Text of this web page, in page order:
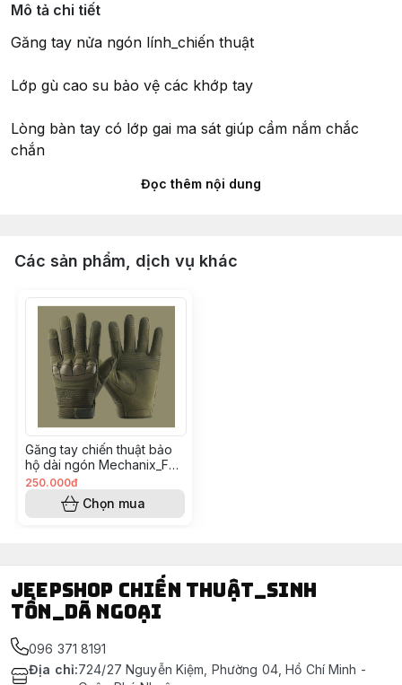
Mô tả chi tiết
Găng tay nửa ngón lính_chiến thuật
Lớp gù cao su bảo vệ các khớp tay
Lòng bàn tay có lớp gai ma sát giúp cầm nắm chắc
chắn
Kích thước : M, L , XL
chơi thể thao, đi xe ,
#gangtay #gangtaynuangon #gangtaylinh
#gangtaychienthuat #gangtayquandoi #gangtaybaoho
Đọc thêm nội dung
Các sản phẩm, dịch vụ khác
Găng tay chiến thuật bảo
hộ dài ngón Mechanix_Full
Finger Tactical Gloves
250.000đ
Chọn mua
Jeepshop chiến thuật_sinh
tồn_dã ngoại
096 371 8191
Địa chỉ:724/27 Nguyễn Kiệm, Phường 04, Hồ Chí Minh -